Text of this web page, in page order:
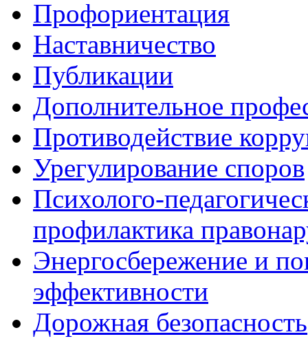
Профориентация
Наставничество
Публикации
Дополнительное
Противодействие
Урегулирование споров
Психолого-
профилактика
Энергосбережение и
эффективности
Дорожная безопасность